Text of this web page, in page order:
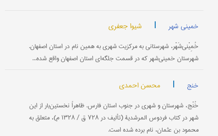
خمینی شهر | شیوا جعفری
خُمِیْنی‌شَهْر، شهرستانی به مرکزیت شهری به همین نام در استان اصفهان.
شهرستان خمینی‌شهر که در قسمت جلگه‌ای استان اصفهان واقع شده...
خنج | محسن احمدی
خُنْج، شهرستان و شهری در جنوب استان فارس. ظاهراً نخستین‌بار از این
شهر در کتاب فردوس المرشدیة (تألیف در ۷۲۸ ق / ۱۳۲۸ م)، متعلق به
محمود بن عثمان، نام برده شده است.